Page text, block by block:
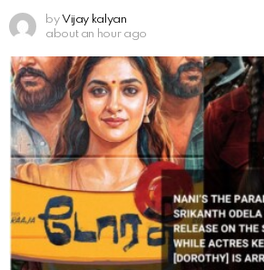
by Vijay kalyan
about an hour ago